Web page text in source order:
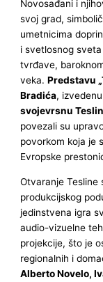
Novosađani i
svoj grad,
umetnicima
i svetlosnog
tvrđave,
veka.Predstavu
Bradića,
svojevrsnu
povezali su
povorkom koja je
Evropske
Otvaranje Tesline
produkcijskog
jedinstvena igra
audio-vizuelne
projekcije, što je
regionalnih i
Alberto Novelo,